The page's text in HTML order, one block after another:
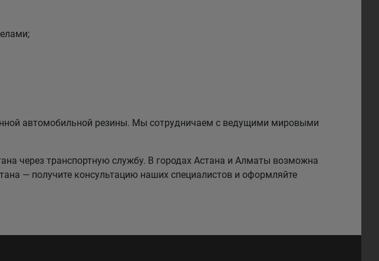
автомобильной резины. Мы сотрудничаем с ведущими мировыми
через транспортную службу. В городах Астана и Алматы возможна
— получите консультацию наших специалистов и оформляйте